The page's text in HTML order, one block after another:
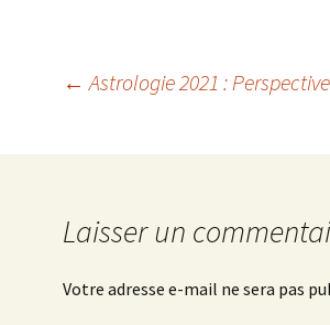
← Astrologie 2021 :
Laisser un
Votre adresse e-mail ne sera pas